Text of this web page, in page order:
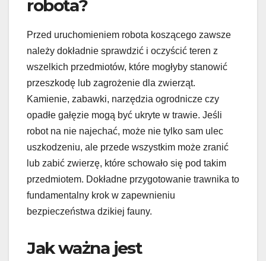
robota?
Przed uruchomieniem robota koszącego zawsze
należy dokładnie sprawdzić i oczyścić teren z
wszelkich przedmiotów, które mogłyby stanowić
przeszkodę lub zagrożenie dla zwierząt.
Kamienie, zabawki, narzędzia ogrodnicze czy
opadłe gałęzie mogą być ukryte w trawie. Jeśli
robot na nie najechać, może nie tylko sam ulec
uszkodzeniu, ale przede wszystkim może zranić
lub zabić zwierzę, które schowało się pod takim
przedmiotem. Dokładne przygotowanie trawnika to
fundamentalny krok w zapewnieniu
bezpieczeństwa dzikiej fauny.
Jak ważna jest